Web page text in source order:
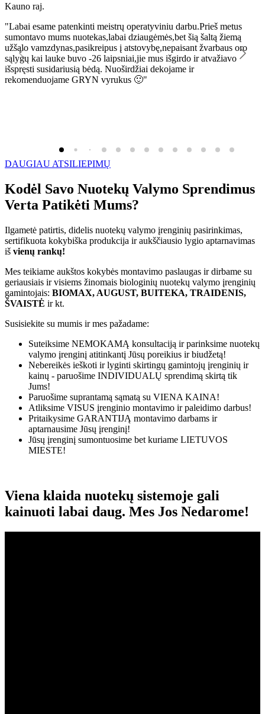
Kauno raj.
"Labai esame patenkinti meistrų operatyviniu darbu.Prieš metus
sumontavo mums nuotekas,labai dziaugėmės,bet šią šaltą žiemą
užšąlo vamzdynas,pasikreipus į atstovybę,nepaisant žvarbaus oro
sąlygų kai lauke buvo -26 laipsniai,jie mus išgirdo ir atvažiavo
išspręsti susidariusią bėdą. Nuoširdžiai dekojame ir
rekomenduojame GRYN vyrukus 🙂"
DAUGIAU ATSILIEPIMŲ
Kodėl Savo Nuotekų Valymo Sprendimus
Verta Patikėti Mums?
Ilgametė patirtis, didelis nuotekų valymo įrenginių pasirinkimas,
sertifikuota kokybiška produkcija ir aukščiausio lygio aptarnavimas
iš vienų rankų!
Mes teikiame aukštos kokybės montavimo paslaugas ir dirbame su
geriausiais ir visiems žinomais biologinių nuotekų valymo įrenginių
gamintojais: BIOMAX, AUGUST, BUITEKA, TRAIDENIS,
ŠVAISTĖ ir kt.
Susisiekite su mumis ir mes pažadame:
Suteiksime NEMOKAMĄ konsultaciją ir parinksime nuotekų
valymo įrenginį atitinkantį Jūsų poreikius ir biudžetą!
Nebereikės ieškoti ir lyginti skirtingų gamintojų įrenginių ir
kainų - paruošime INDIVIDUALŲ sprendimą skirtą tik
Jums!
Paruošime suprantamą sąmatą su VIENA KAINA!
Atliksime VISUS įrenginio montavimo ir paleidimo darbus!
Pritaikysime GARANTIJĄ montavimo darbams ir
aptarnausime Jūsų įrenginį!
Jūsų įrenginį sumontuosime bet kuriame LIETUVOS
MIESTE!
Viena klaida nuotekų sistemoje gali
kainuoti labai daug. Mes Jos Nedarome!